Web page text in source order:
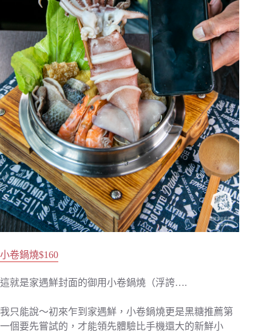
小卷鍋燒$160
這就是家遇鮮封面的御用小卷鍋燒（浮誇….
我只能說～初來乍到家遇鮮，小卷鍋燒更是黑糖推薦第
一個要先嘗試的，才能領先體驗比手機還大的新鮮小